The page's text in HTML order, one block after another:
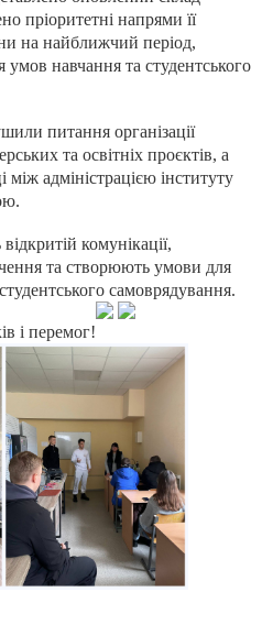
пріоритетні напрями її
на найближчий період,
навчання та студентського
питання організації
та освітніх проєктів, а
адміністрацією інституту
комунікації,
та створюють умови для
студентського самоврядування.
і перемог!